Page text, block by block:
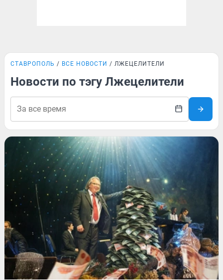
СТАВРОПОЛЬ ВСЕ НОВОСТИ ЛЖЕЦЕЛИТЕЛИ
Новости по тэгу Лжецелители